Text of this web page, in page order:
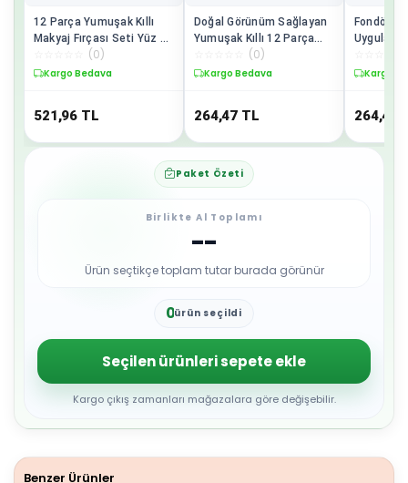
12 Parça Yumuşak Kıllı
Makyaj Fırçası Seti Yüz ve
Göz Makyajına Uygun
Profesyonel Kullanım
(0)
Kargo Bedava
521,96 TL
Doğal Görünüm Sağlayan
Yumuşak Kıllı 12 Parça
Makyaj Fırça Seti Günlük
ve Profesyonel Kullanıma
(0)
Kargo Bedava
264,47 TL
Fondöten,
Kargo
264,47
Paket Özeti
Birlikte Al Toplamı
--
Ürün seçtikçe toplam tutar burada görünür
0
2
3
4
5
6
8
ürün seçildi
Seçilen ürünleri sepete ekle
Kargo çıkış zamanları mağazalara göre değişebilir.
Benzer Ürünler